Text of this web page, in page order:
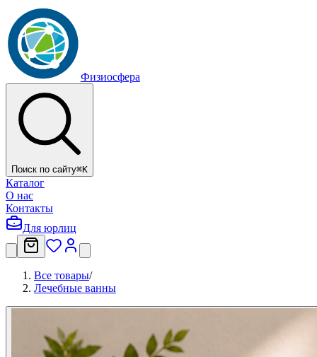
Физиосфера
Поиск по сайту⌘K
Каталог
О нас
Контакты
Для юрлиц
Все товары/
Лечебные ванны